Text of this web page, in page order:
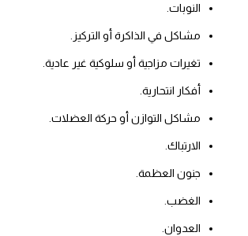
النوبات.
مشاكل في الذاكرة أو التركيز.
تغيرات مزاجية أو سلوكية غير عادية.
أفكار انتحارية.
مشاكل التوازن أو حركة العضلات.
الارتباك.
جنون العظمة.
الغضب.
العدوان.